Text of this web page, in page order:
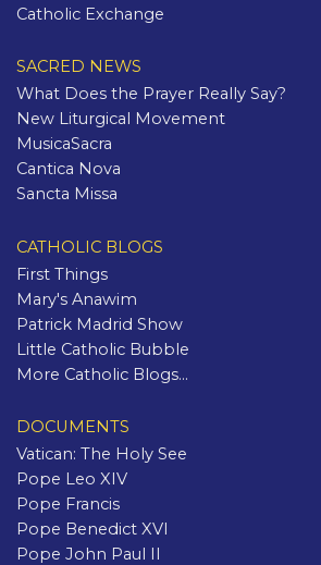
Catholic Exchange
SACRED NEWS
What Does the Prayer Really Say?
New Liturgical Movement
MusicaSacra
Cantica Nova
Sancta Missa
CATHOLIC BLOGS
First Things
Mary's Anawim
Patrick Madrid Show
Little Catholic Bubble
More Catholic Blogs...
DOCUMENTS
Vatican: The Holy See
Pope Leo XIV
Pope Francis
Pope Benedict XVI
Pope John Paul II